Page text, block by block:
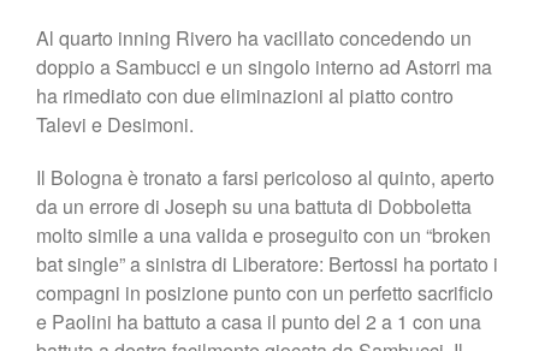
Al quarto inning Rivero ha vacillato concedendo un
doppio a Sambucci e un singolo interno ad Astorri ma
ha rimediato con due eliminazioni al piatto contro
Talevi e Desimoni.
Il Bologna è tronato a farsi pericoloso al quinto, aperto
da un errore di Joseph su una battuta di Dobboletta
molto simile a una valida e proseguito con un “broken
bat single” a sinistra di Liberatore: Bertossi ha portato i
compagni in posizione punto con un perfetto sacrificio
e Paolini ha battuto a casa il punto del 2 a 1 con una